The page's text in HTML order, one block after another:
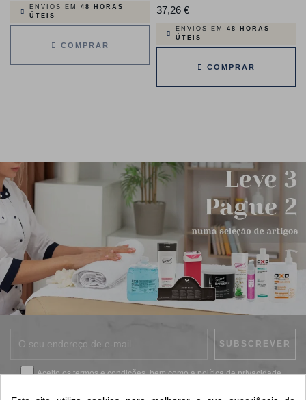
ENVIOS EM 48 HORAS
ÚTEIS
COMPRAR
37,26 €Preço
ENVIOS EM 48 HORAS
ÚTEIS
COMPRAR
Aceito ostermos e condições, bem como apolítica de privacidade.